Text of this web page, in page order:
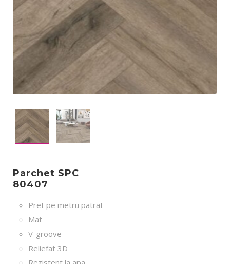
Parchet SPC
80407
Pret pe metru patrat
Mat
V-groove
Reliefat 3D